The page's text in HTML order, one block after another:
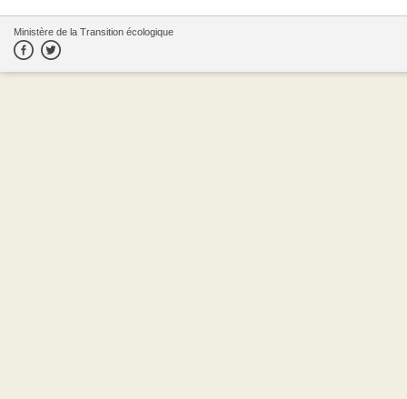
Ministère de la Transition écologique